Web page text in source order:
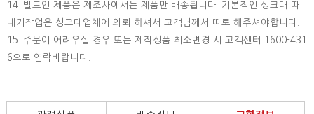
14. 빌트인 제품은 제조사에서는 제품만 배송됩니다. 기본적인 싱크대 따
내기작업은 싱크대업체에 의뢰 하셔서 고객님께서 따로 해주셔야합니다.
15. 주문이 어려우실 경우 또는 제작상품 취소변경 시 고객센터 1600-431
6으로 연락바랍니다.